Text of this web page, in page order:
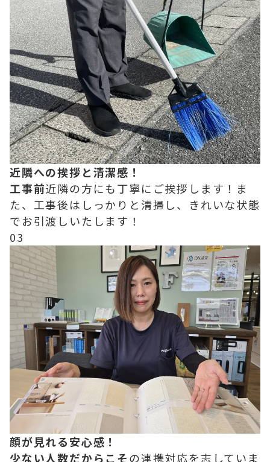
近隣への挨拶と清潔感！
工事前近隣の方にも丁寧にご挨拶します！ま
た、工事後はしっかりと清掃し、きれいな状態
でお引渡しいたします！
03
顔が見れる安心感！
少ない人数だからこその連携対応を志していま